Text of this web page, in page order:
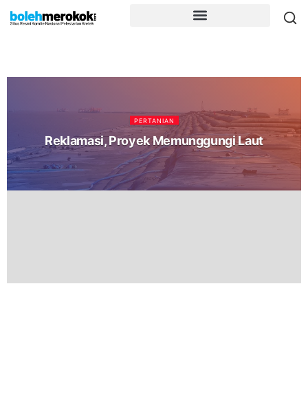
PERTANIAN
Reklamasi, Proyek Memunggungi Laut